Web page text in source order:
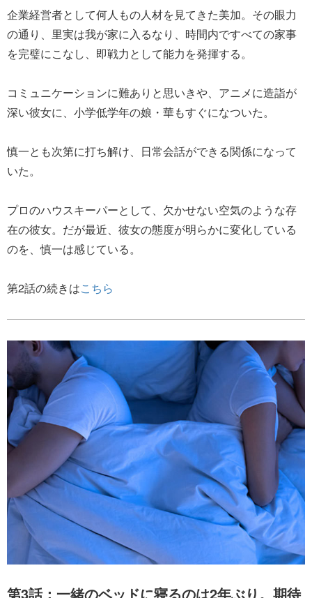
企業経営者として何人もの人材を見てきた美加。その眼力
の通り、里実は我が家に入るなり、時間内ですべての家事
を完璧にこなし、即戦力として能力を発揮する。
コミュニケーションに難ありと思いきや、アニメに造詣が
深い彼女に、小学低学年の娘・華もすぐになついた。
慎一とも次第に打ち解け、日常会話ができる関係になって
いた。
プロのハウスキーパーとして、欠かせない空気のような存
在の彼女。だが最近、彼女の態度が明らかに変化している
のを、慎一は感じている。
第2話の続きはこちら
第3話：一緒のベッドに寝るのは2年ぶり。期待